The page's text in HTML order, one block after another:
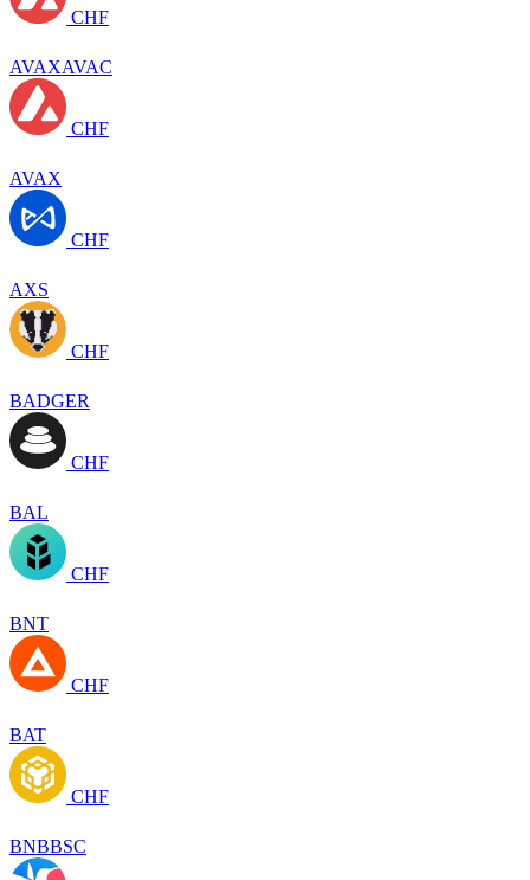
CHF
AVAXAVAC
CHF
AVAX
CHF
AXS
CHF
BADGER
CHF
BAL
CHF
BNT
CHF
BAT
CHF
BNBBSC